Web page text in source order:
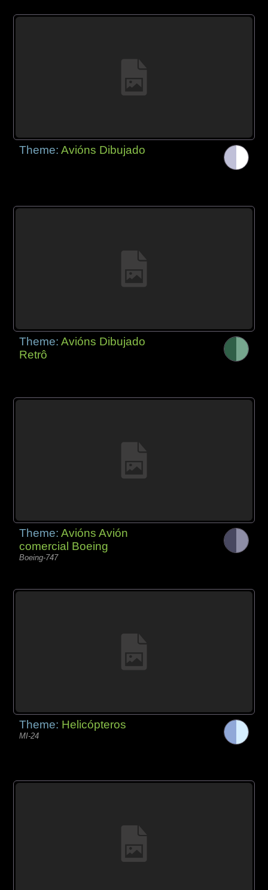
Theme:Avións Dibujado
Theme:Avións Dibujado
Retrô
Theme:Avións Avión
comercial Boeing
Boeing-747
Theme: Helicópteros
MI-24